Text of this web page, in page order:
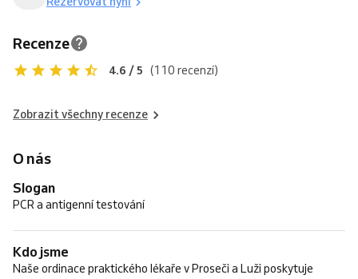
Recenze
4.6 / 5 (110 recenzí)
Zobrazit všechny recenze
O nás
Slogan
PCR a antigenní testování
Kdo jsme
Naše ordinace praktického lékaře v Proseči a Luži poskytuje